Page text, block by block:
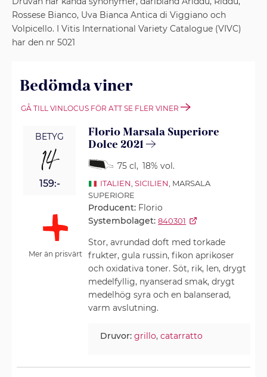
Rossese Bianco, Uva Bianca Antica di Viggiano och
Volpicello. I Vitis International Variety Catalogue (VIVC)
har den nr 5021
Bedömda viner
GÅ TILL VINLOCUS FÖR ATT SE FLER VINER
BETYG
14
159:-
Mer än prisvärt
Florio Marsala Superiore
Dolce 2021
75 cl, 18% vol.
ITALIEN SICILIEN , MARSALA
SUPERIORE
Producent: Florio
Systembolaget: 840301
Stor, avrundad doft med torkade
frukter, gula russin, fikon aprikoser
och oxidativa toner. Söt, rik, len, drygt
medelfyllig, nyanserad smak, drygt
medelhög syra och en balanserad,
varm avslutning.
Druvor: grillo,catarratto